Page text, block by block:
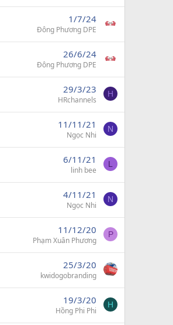
1/7/24
Đông Phương DPE
26/6/24
Đông Phương DPE
29/3/23
HRchannels
H
11/11/21
Ngọc Nhi
N
6/11/21
linh bee
L
4/11/21
Ngọc Nhi
N
11/12/20
Phạm Xuân Phương
P
25/3/20
kwidogobranding
19/3/20
Hồng Phi Phi
H